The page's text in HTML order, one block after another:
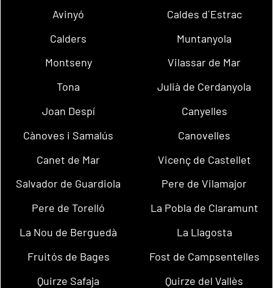
Avinyó
Caldes d´Estrac
Calders
Muntanyola
Montseny
Vilassar de Mar
Tona
Julià de Cerdanyola
Joan Despí
Canyelles
Cànoves i Samalús
Canovelles
Canet de Mar
Vicenç de Castellet
Salvador de Guardiola
Pere de Vilamajor
Pere de Torelló
La Pobla de Claramunt
La Nou de Berguedà
La Llagosta
Fruitós de Bages
Fost de Campsentelles
Quirze Safaja
Quirze del Vallès